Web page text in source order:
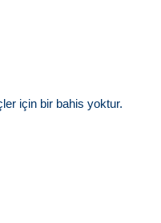
için bir bahis yoktur.